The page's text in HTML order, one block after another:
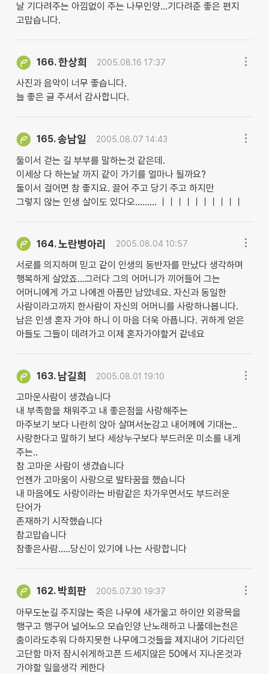
날 기다려주는 아낌없이 주는 나무인양...기다려준 좋은 편지
고맙습니다.
166.한상희 2005.08.16 17:37
사진과 음악이 너무 좋습니다.
늘 좋은 글 주셔서 감사합니다.
165.송남일 2005.08.07 14:43
둘이서 걷는 길 부부를 말하는것 같은데.
이세상 다 하는날 까지 같이 가기를 얼마나 될까요?
둘이서 걸어면 참 좋지요. 끌어 주고 당기 주고 하지만
그렇지 않는 인생 살이도 있다오......... ㅣㅣㅣㅣㅣㅣㅣㅣㅣㅣ
164.노란병아리 2005.08.04 10:57
서로를 의지하며 믿고 같이 인생의 동반자를 만났다 생각하며
행복하게 살았죠...그러다 그의 어머니가 끼어들어 그는
어머니에게 가고 나에겐 아픔만 남았네요. 자신과 동일한
사람이라고까지 한사람이 자신의 어머니를 사랑하나봅니다.
남은 인생 혼자 가야 하니 이 마음 더욱 아픕니다. 귀하게 얻은
아들도 그들이 데려가고 이제 혼자가야할거 같네요
163. 남길희 2005.08.01 19:10
고마운사람이 생겼습니다
내 부족함을 채워주고 내 좋은점을 사랑해주는
마주보기 보다 나란히 앉아 살며서눈감고 내어께에 기대는..
사랑한다고 말하기 보다 세상누구보다 부드러운 미소를 내게
주는..
참 고마운 사람이 생겼습니다
언젠가 고마움이 사랑으로 발타꿈을 했습니다
내 마음에도 사랑이라는 바람같은 차가우면서도 부드러운
단어가
존재하기 시작했습니다
참고맙습니다
참좋은사람.....당신이 있기에 나는 사랑합니다
162. 박희판 2005.07.30 19:37
아무도눈길 주지않는 죽은 나무에 새가울고 하이얀 외광목을
행구고 행구어 널어노으 모습인양 난노래하고 나풀데는천은
춤이라도추워 다하지못한 나무에그것들을 제지내어 기다리던
고단함 마저 잠시쉬게하고픈 드세지않은 50에서 지나온것과
가야할 일을생각 케한다